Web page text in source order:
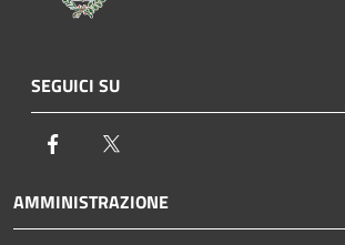
SEGUICI SU
Facebook
AMMINISTRAZIONE